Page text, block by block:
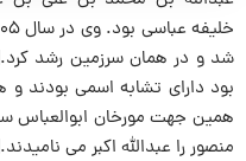
شد و در همان سرزمین رشد کرد.[۱] وی و
بود دارای تشابه اسمی بودند و
همین جهت مورخان ابوالعباس
منصور را عبدالله اکبر می